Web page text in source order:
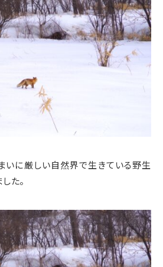
いに厳しい自然界で生きている野生
た。